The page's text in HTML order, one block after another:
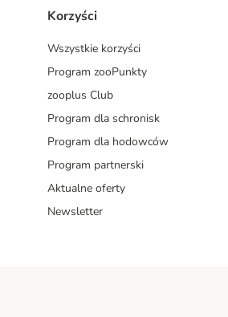
Korzyści
Wszystkie korzyści
Program zooPunkty
zooplus Club
Program dla schronisk
Program dla hodowców
Program partnerski
Aktualne oferty
Newsletter